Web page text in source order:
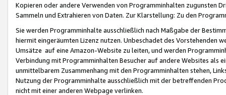
Kopieren oder andere Verwenden von Programminhalten zugunsten
Sammeln und Extrahieren von Daten. Zur Klarstellung: Zu den
Sie werden Programminhalte ausschließlich nach Maßgabe der
hiermit eingeräumten Lizenz nutzen. Unbeschadet des Vorstehenden
Umsätze auf eine Amazon-Website zu leiten, und werden
Verbindung mit Programminhalten Besucher auf andere Websites als
unmittelbarem Zusammenhang mit den Programminhalten stehen,
Nutzung der Programminhalte ausschließlich mit der betreffenden
nicht mit einer anderen Webpage verlinken.